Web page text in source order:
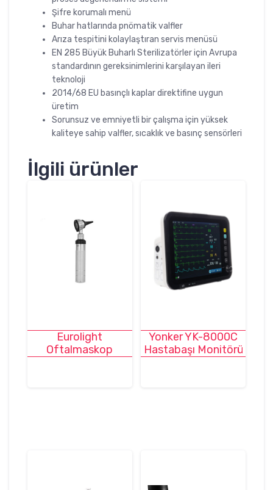
Şifre korumalı menü
Buhar hatlarında pnömatik valfler
Arıza tespitini kolaylaştıran servis menüsü
EN 285 Büyük Buharlı Sterilizatörler için Avrupa
standardının gereksinimlerini karşılayan ileri
teknoloji
2014/68 EU basınçlı kaplar direktifine uygun
üretim
Sorunsuz ve emniyetli bir çalışma için yüksek
kaliteye sahip valfler, sıcaklık ve basınç sensörleri
İlgili ürünler
Eurolight
Oftalmaskop
Yonker YK-8000C
Hastabaşı Monitörü